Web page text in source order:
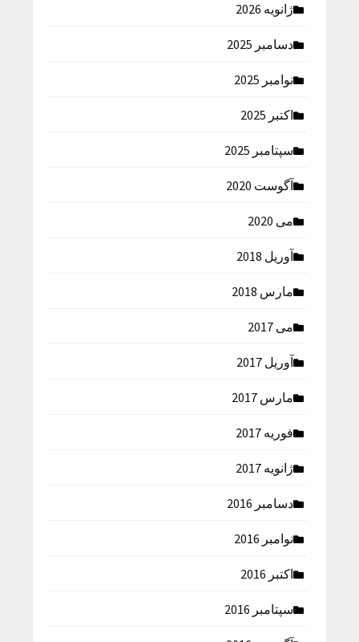
ژانویه 2026
دسامبر 2025
نوامبر 2025
اکتبر 2025
سپتامبر 2025
آگوست 2020
می 2020
آوریل 2018
مارس 2018
می 2017
آوریل 2017
مارس 2017
فوریه 2017
ژانویه 2017
دسامبر 2016
نوامبر 2016
اکتبر 2016
سپتامبر 2016